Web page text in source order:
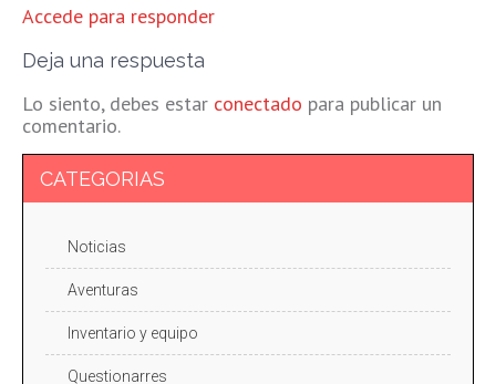
Accede para responder
Deja una respuesta
Lo siento, debes estar conectado para publicar un
comentario.
CATEGORIAS
Noticias
Aventuras
Inventario y equipo
Questionarres